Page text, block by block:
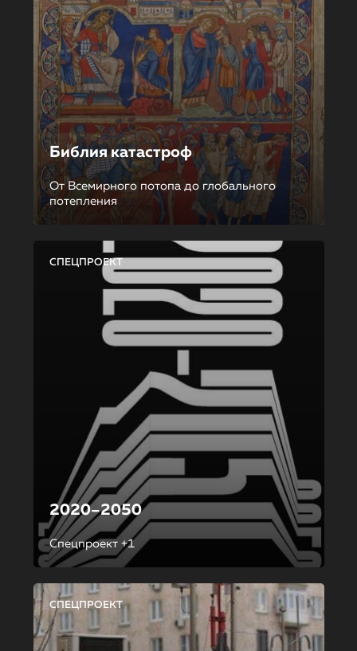
Библия катастроф
От Всемирного потопа до глобального
потепления
СПЕЦПРОЕКТ
2020–2050
Спецпроект +1
СПЕЦПРОЕКТ